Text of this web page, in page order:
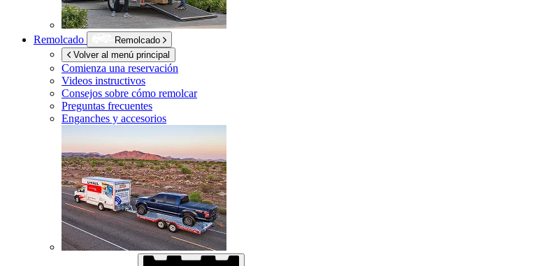
Remolcado
Remolcado
Volver al menú principal
Comienza una reservación
Videos instructivos
Consejos sobre cómo remolcar
Preguntas frecuentes
Enganches y accesorios